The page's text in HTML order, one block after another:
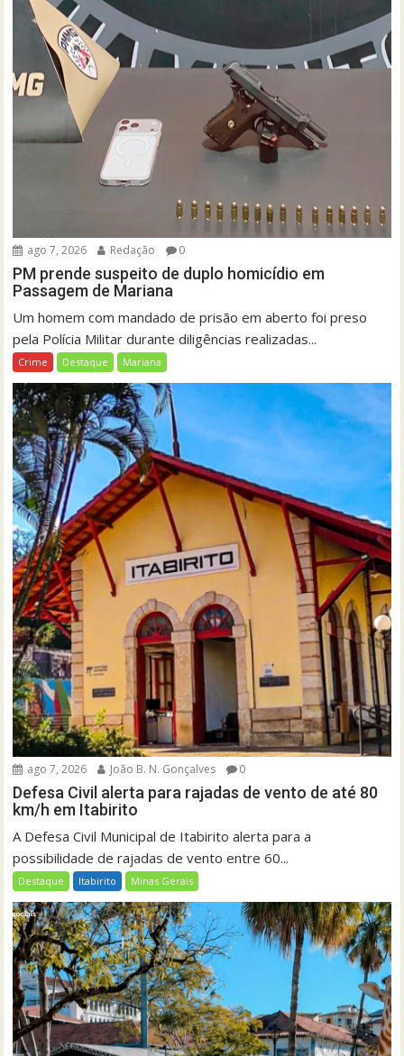
ago 7, 2026 Redação 0
PM prende suspeito de duplo homicídio em
Passagem de Mariana
Um homem com mandado de prisão em aberto foi preso
pela Polícia Militar durante diligências realizadas...
Crime Destaque Mariana
ago 7, 2026 João B. N. Gonçalves 0
Defesa Civil alerta para rajadas de vento de até 80
km/h em Itabirito
A Defesa Civil Municipal de Itabirito alerta para a
possibilidade de rajadas de vento entre 60...
Destaque Itabirito Minas Gerais